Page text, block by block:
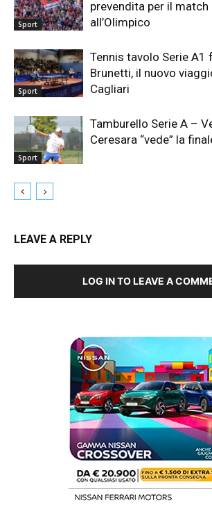
Sport
prevendita per il match
all’Olimpico
Sport
Tennis tavolo Serie A1
Brunetti, il nuovo
Cagliari
Sport
Tamburello Serie A –
Ceresara “vede” la
LEAVE A REPLY
LOG IN TO LEAVE A